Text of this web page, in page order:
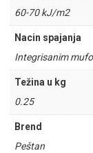
60-70 kJ/m2
Nacin spajanja
Integrisanim
Težina u kg
0.25
Brend
Peštan